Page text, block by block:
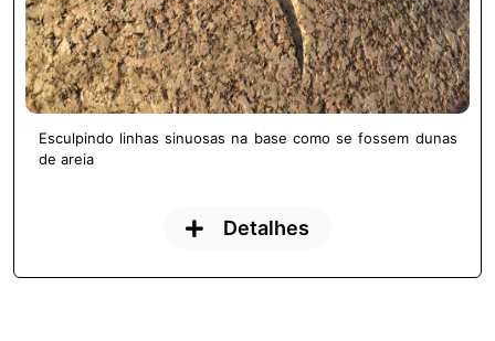
Esculpindo linhas sinuosas na base como se fossem dunas
de areia
Detalhes